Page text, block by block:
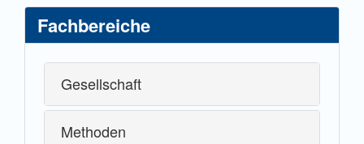
Fachbereiche
Gesellschaft
Methoden